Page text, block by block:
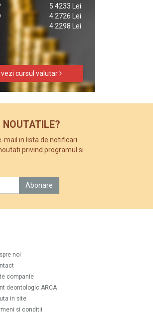
5.4233 Lei
4.2726 Lei
4.2298 Lei
vezi cursul valutar
NOUTATILE?
mail in lista de notificari
privind programul si
noi
companie
deontologic ARCA
in site
si conditii